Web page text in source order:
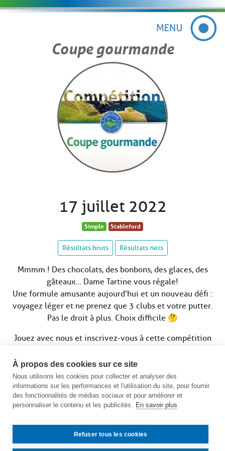
Coupe gourmande
17 juillet 2022
Simple Stableford
Résultats bruts Résultats nets
Mmmm ! Des chocolats, des bonbons, des glaces, des
gâteaux… Dame Tartine vous régale !
Une formule amusante aujourd’hui et un nouveau défi :
voyagez léger et ne prenez que 3 clubs et votre putter.
Pas le droit à plus. Choix difficile 🤔
Jouez avec nous et inscrivez-vous à cette compétition
Clôture des inscriptions le samedi 16 juillet à 12h
Voir le calendrier des compétitions
À propos des cookies sur ce site
Nous utilisons les cookies pour collecter et analyser des
informations sur les performances et l'utilisation du site, pour fournir
des fonctionnalités de médias sociaux et pour améliorer et
personnaliser le contenu et les publicités. En savoir plus
Refuser tous les cookies